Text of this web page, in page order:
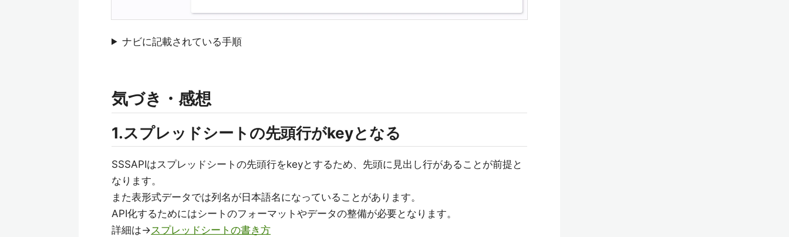
ナビに記載されている手順
気づき・感想
1.スプレッドシートの先頭行がkeyとなる
SSSAPIはスプレッドシートの先頭行をkeyとするため、先頭に見出し行があることが前提と
なります。
また表形式データでは列名が日本語名になっていることがあります。
API化するためにはシートのフォーマットやデータの整備が必要となります。
詳細は→スプレッドシートの書き方